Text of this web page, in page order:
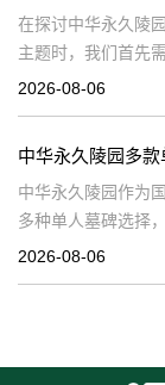
在探讨中华永久陵
主题时，我们首先
及其对逝者与生者
2026-08-06
中华永久陵园作为
多种单人墓碑选择
文将详细介绍中华
2026-08-06